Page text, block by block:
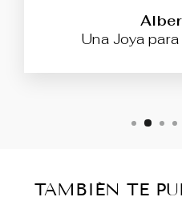
Una Joya
TAMBIÉN TE